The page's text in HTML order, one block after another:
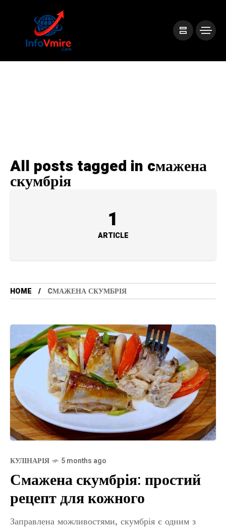
All posts tagged in cмажена
скумбрія
1
ARTICLE
HOME CМАЖЕНА СКУМБРІЯ
КУЛІНАРІЯ 5 months ago
Смажена скумбрія: простий
рецепт для кожного
Заправлена можливостями, скумбрія є одним з